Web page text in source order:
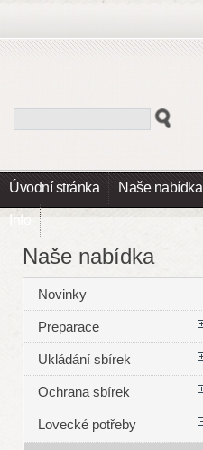
Úvodní stránka Naše nabídka
Info
Naše nabídka
Novinky
Preparace
Ukládání sbírek
Ochrana sbírek
Lovecké potřeby